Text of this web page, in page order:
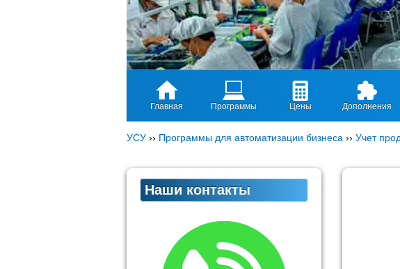
Главная Программы Цены Дополнения
УСУ ›› Программы для автоматизации бизнеса ›› Учет
Наши контакты